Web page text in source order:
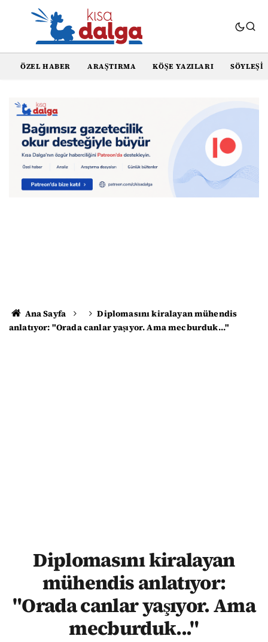
ÖZEL HABER ARAŞTIRMA KÖŞE YAZILARI SÖYLEŞI
Ana Sayfa
Diplomasını kiralayan mühendis
anlatıyor: "Orada canlar yaşıyor. Ama mecburduk..."
Diplomasını kiralayan
mühendis anlatıyor:
"Orada canlar yaşıyor. Ama
mecburduk..."